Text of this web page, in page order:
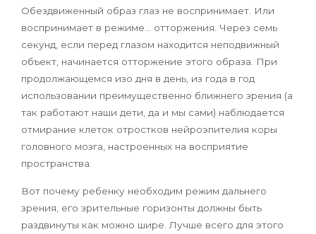
Обездвиженный образ глаз не воспринимает. Или
воспринимает в режиме… отторжения. Через семь
секунд, если перед глазом находится неподвижный
объект, начинается отторжение этого образа. При
продолжающемся изо дня в день, из года в год
использовании преимущественно ближнего зрения (а
так работают наши дети, да и мы сами) наблюдается
отмирание клеток отростков нейроэпителия коры
головного мозга, настроенных на восприятие
пространства.
Вот почему ребенку необходим режим дальнего
зрения, его зрительные горизонты должны быть
раздвинуты как можно шире. Лучше всего для этого